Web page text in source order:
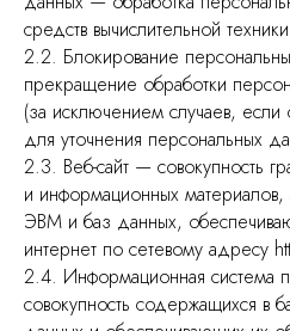
средств вычислительной
2.2. Блокирование
прекращение обработки
(за исключением случаев,
для уточнения персональных
2.3. Веб-сайт — совокупность
и информационных
ЭВМ и баз данных,
интернет по сетевому адресу
2.4. Информационная система
совокупность содержащихся в